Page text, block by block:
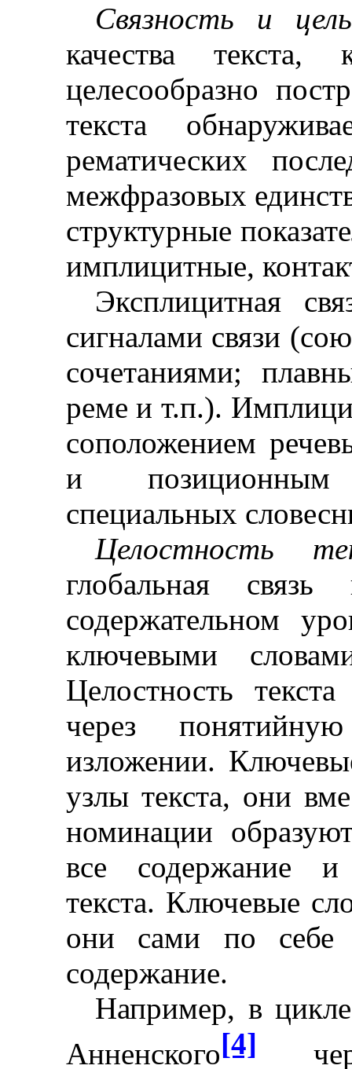
Связность и
качества текста,
целесообразно
текста
рематических
межфразовых
структурные
имплицитные,
Эксплицитная
сигналами связи
сочетаниями;
реме и т.п.).
соположением
и
специальных
Целостность
глобальная
содержательном
ключевыми
Целостность
через
изложении.
узлы текста, они
номинации
все содержание и
текста. Ключевые
они сами по себе
содержание.
Например, в
Анненского[4]